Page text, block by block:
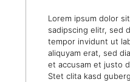
Lorem ipsum dolor
sadipscing elitr, sed
tempor invidunt ut
aliquyam erat, sed
et accusam et justo
Stet clita kasd